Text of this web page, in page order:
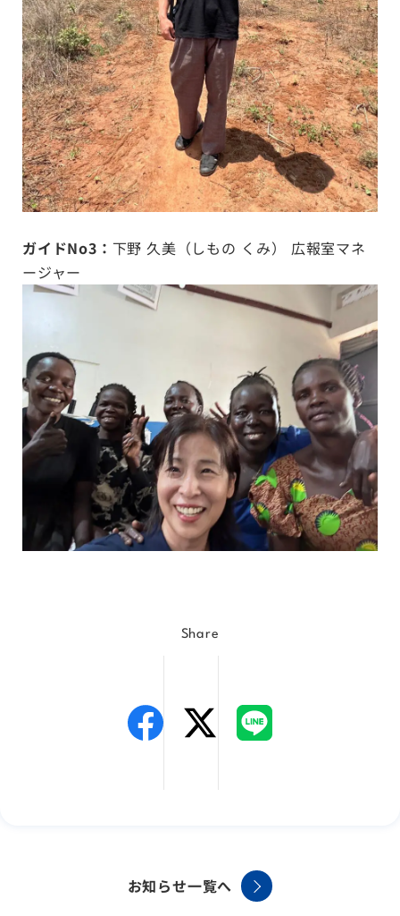
ガイドNo3： 下野 久美（しもの くみ） 広報室マネ
ージャー
Share
お知らせ一覧へ